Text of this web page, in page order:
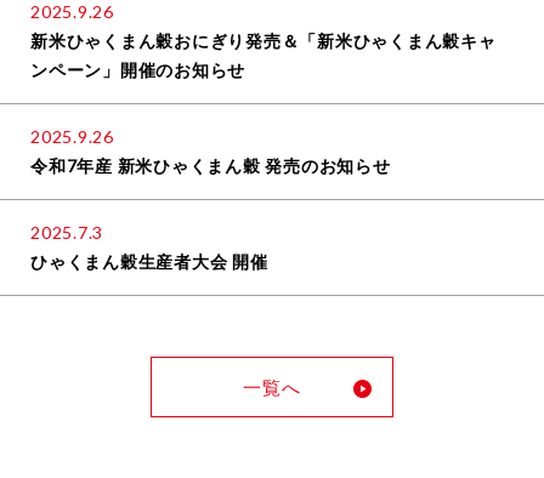
2025.9.26
新米ひゃくまん穀おにぎり発売＆「新米ひゃくまん穀キャ
ンペーン」開催のお知らせ
2025.9.26
令和7年産 新米ひゃくまん穀 発売のお知らせ
2025.7.3
ひゃくまん穀生産者大会 開催
一覧へ